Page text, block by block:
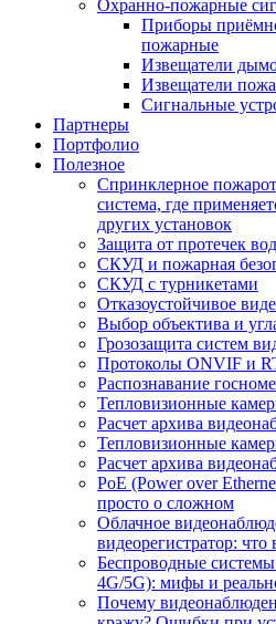
Охранно-пожарные
Приборы
пожарные
Извещатели
Извещатели
Сигнальные
Партнеры
Портфолио
Полезное
Спринклерное
система, где
других установок
Защита от протечек
СКУД и пожарная
СКУД с турникетами
Отказоустойчивое
Выбор объектива и
Грозозащита систем
Протоколы ONVIF и
Распознавание
Тепловизионные
Расчет архива
Тепловизионные
Расчет архива
PoE (Power over
просто о сложном
Облачное
видеорегистратор: что
Беспроводные
4G/5G): мифы и
Почему